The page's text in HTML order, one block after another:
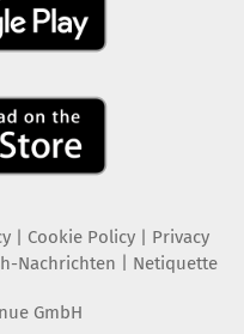
| Cookie Policy| Privacy
Nachrichten | Netiquette
GmbH